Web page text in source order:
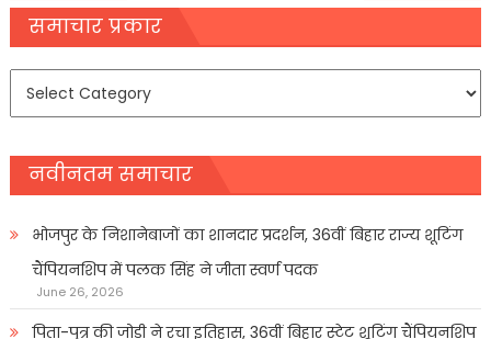
navigation
समाचार प्रकार
समाचार
नवीनतम समाचार
भोजपुर के निशानेबाजों का शानदार प्रदर्शन, 36वीं बिहार राज्य शूटिंग
चैंपियनशिप में पलक सिंह ने जीता स्वर्ण पदक
June 26, 2026
पिता-पुत्र की जोड़ी ने रचा इतिहास, 36वीं बिहार स्टेट शूटिंग चैंपियनशिप